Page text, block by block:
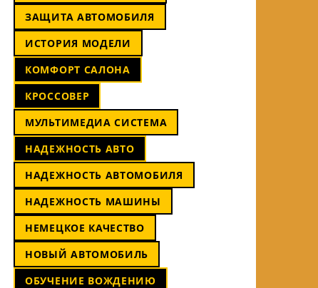
ЗАЩИТА АВТОМОБИЛЯ
ИСТОРИЯ МОДЕЛИ
КОМФОРТ САЛОНА
КРОССОВЕР
МУЛЬТИМЕДИА СИСТЕМА
НАДЕЖНОСТЬ АВТО
НАДЕЖНОСТЬ АВТОМОБИЛЯ
НАДЕЖНОСТЬ МАШИНЫ
НЕМЕЦКОЕ КАЧЕСТВО
НОВЫЙ АВТОМОБИЛЬ
ОБУЧЕНИЕ ВОЖДЕНИЮ